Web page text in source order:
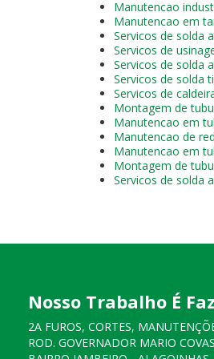
Manutencao
Manutencao em
Servicos de solda
Servicos de
Servicos de solda
Servicos de solda
Servicos de
Montagem de
Manutencao em
Manutencao de
Manutencao em
Montagem de
Servicos de solda
Nosso Trabalho É
2A FUROS, CORTES,
ROD. GOVERNADOR MARIO